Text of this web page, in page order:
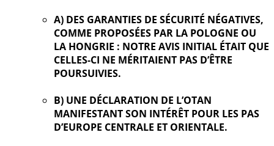
A) DES GARANTIES DE SÉCURITÉ NÉGATIVES,
COMME PROPOSÉES PAR LA POLOGNE OU
LA HONGRIE : NOTRE AVIS INITIAL ÉTAIT QUE
CELLES-CI NE MÉRITAIENT PAS D’ÊTRE
POURSUIVIES.
B) UNE DÉCLARATION DE L’OTAN
MANIFESTANT SON INTÉRÊT POUR LES PAS
D’EUROPE CENTRALE ET ORIENTALE.